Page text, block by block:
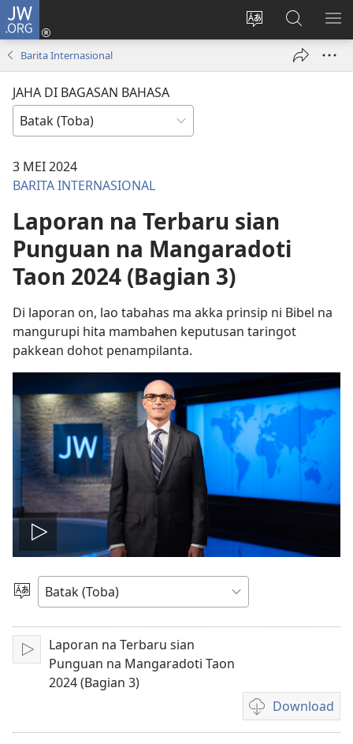
JW.ORG
Ganti
Log
Lului
di
JW.ORG
Barita Internasional
JAHA DI BAGASAN BAHASA
3 MEI 2024
BARITA INTERNASIONAL
Laporan na Terbaru sian
Punguan na Mangaradoti
Taon 2024 (Bagian 3)
Di laporan on, lao tabahas ma akka prinsip ni Bibel na
mangurupi hita mambahen keputusan taringot
pakkean dohot penampilanta.
Putar
video
Pillit
Hata
Pangolu
Laporan na Terbaru sian
Punguan na Mangaradoti Taon
2024 (Bagian 3)
Download
Unduhan
rekaman